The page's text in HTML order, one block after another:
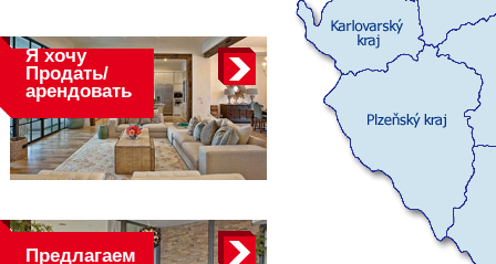
Я хочу
Продать/
арендовать
Предлагаем